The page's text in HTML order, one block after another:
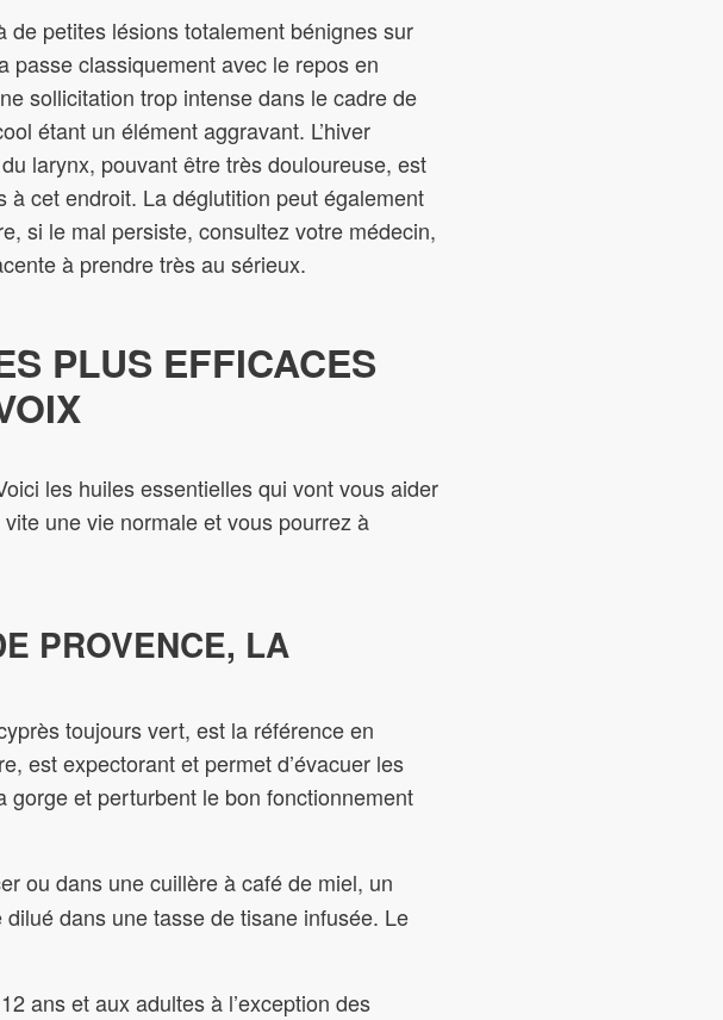
de petites lésions totalement bénignes sur
passe classiquement avec le repos en
sollicitation trop intense dans le cadre de
étant un élément aggravant. L’hiver
larynx, pouvant être très douloureuse, est
à cet endroit. La déglutition peut également
si le mal persiste, consultez votre médecin,
à prendre très au sérieux.
PLUS EFFICACES
les huiles essentielles qui vont vous aider
une vie normale et vous pourrez à
PROVENCE, LA
toujours vert, est la référence en
est expectorant et permet d’évacuer les
et perturbent le bon fonctionnement
ou dans une cuillère à café de miel, un
dans une tasse de tisane infusée. Le
ans et aux adultes à l’exception des